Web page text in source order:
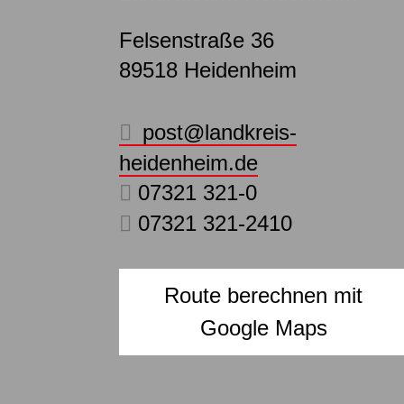
Felsenstraße 36
89518 Heidenheim
post@landkreis-
heidenheim.de
07321 321-0
07321 321-2410
Route berechnen mit
Google Maps